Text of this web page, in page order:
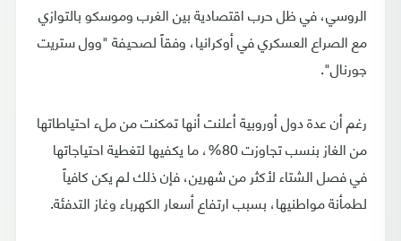
الروسي، في ظل حرب اقتصادية بين الغرب وموسكو بالتوازي
مع الصراع العسكري في أوكرانيا، وفقاً لصحيفة "وول ستريت
جورنال".
رغم أن عدة دول أوروبية أعلنت أنها تمكنت من ملء احتياطاتها
من الغاز بنسب تجاوزت 80%، ما يكفيها لتغطية احتياجاتها
في فصل الشتاء لأكثر من شهرين، فإن ذلك لم يكن كافياً
لطمأنة مواطنيها، بسبب ارتفاع أسعار الكهرباء وغاز التدفئة.